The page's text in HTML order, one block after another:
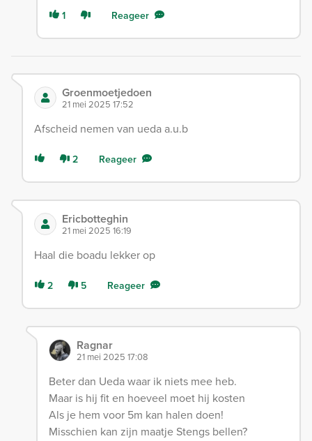
1 Reageer
Groenmoetjedoen
21 mei 2025 17:52
Afscheid nemen van ueda a.u.b
2 Reageer
Ericbotteghin
21 mei 2025 16:19
Haal die boadu lekker op
2 5 Reageer
Ragnar
21 mei 2025 17:08
Beter dan Ueda waar ik niets mee heb.
Maar is hij fit en hoeveel moet hij kosten
Als je hem voor 5m kan halen doen!
Misschien kan zijn maatje Stengs bellen?